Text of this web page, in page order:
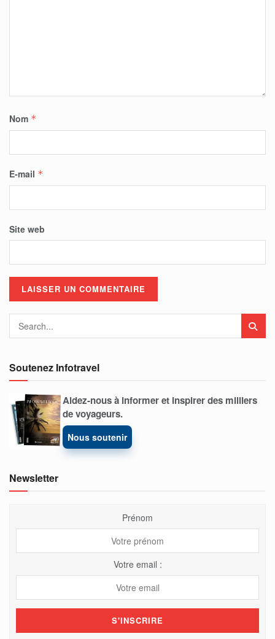
Nom *
E-mail *
Site web
Soutenez Infotravel
Aidez-nous à informer et inspirer des milliers
de voyageurs.
Nous soutenir
Newsletter
Prénom
Votre email :